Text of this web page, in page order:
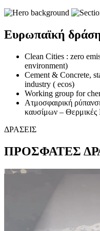
Ευρωπαϊκή
Clean Cities : zero
environment)
Cement & Concrete,
industry ( ecos)
Working group for
Ατμοσφαιρική
καυσίμων – Θερμικές
ΔΡΑΣΕΙΣ
ΠΡΟΣΦΑΤΕΣ